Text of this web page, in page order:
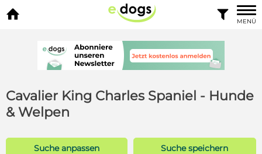
 
MENÜ
Cavalier King Charles Spaniel - Hunde
& Welpen
Suche anpassen Suche speichern